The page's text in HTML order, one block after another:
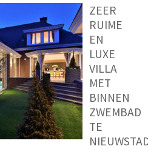
ZEER
RUIME
EN
LUXE
VILLA
MET
BINNEN
ZWEMBAD
TE